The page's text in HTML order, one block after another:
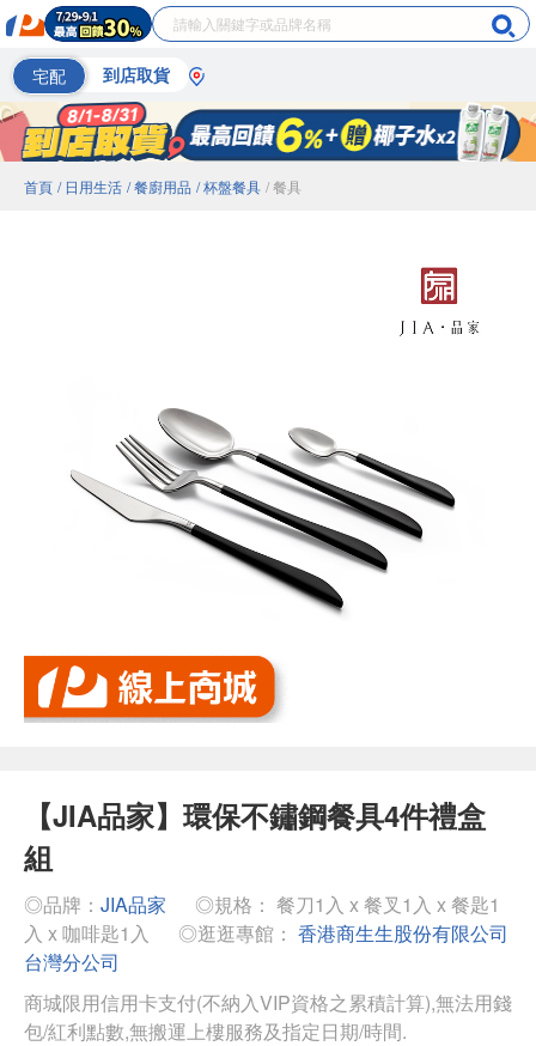
宅配 到店取貨
首頁 / 日用生活 / 餐廚用品 / 杯盤餐具 / 餐具
【JIA品家】環保不鏽鋼餐具4件禮盒
組
◎品牌： JIA品家
◎規格： 餐刀1入 x 餐叉1入 x 餐匙1
入 x 咖啡匙1入
◎逛逛專館： 香港商生生股份有限公司
台灣分公司
商城限用信用卡支付(不納入VIP資格之累積計算),無法用錢
包/紅利點數,無搬運上樓服務及指定日期/時間.